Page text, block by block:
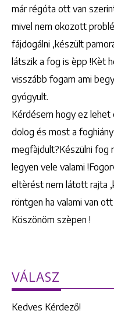
már régóta ott van
mivel nem okozott
fájdogálni ,készült
látszik a fog is èpp !Kèt
visszább fogam ami
gyógyult.
Kérdésem hogy ez lehet
dolog és most a
megfàjdult?Készülni fog
legyen vele valami
eltèrést nem látott rajta
röntgen ha valami van ott
Köszönöm szèpen !
VÁLASZ
Kedves Kérdező!